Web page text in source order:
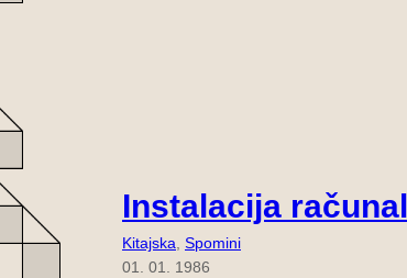
Instalacija
Kitajska, Spomini
01. 01. 1986